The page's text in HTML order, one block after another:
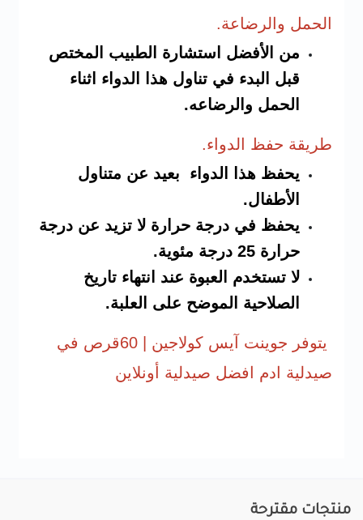
الحمل والر ضاعة.
من الأفضل استشارة الطبيب المختص
قبل البدء في تناول هذا الدواء اثناء
الحمل والرضاعه.
طريقة حفظ الدواء.
يحفظ هذا الدواء بعيد عن متناول
الأطفال.
يحفظ في درجة حرارة لا تزيد عن درجة
حرارة 25 درجة مئوية.
لا تستخدم العبوة عند انتهاء تاريخ
الصلاحية الموضح على العلبة.
يتوفر جوينت آيس كولاجين | 60قرص في
صيدلية ادم افضل صيدلية أونلاين
منتجات مقترحة